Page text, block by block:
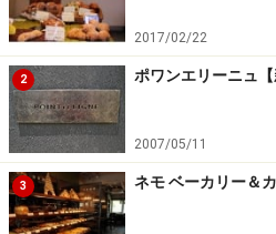
2017/02/22
2 ポワンエリーニュ【
2007/05/11
3 ネモ ベーカリー＆